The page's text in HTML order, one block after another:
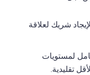
شريك لعلاقة
لمستويات
تقليدية.